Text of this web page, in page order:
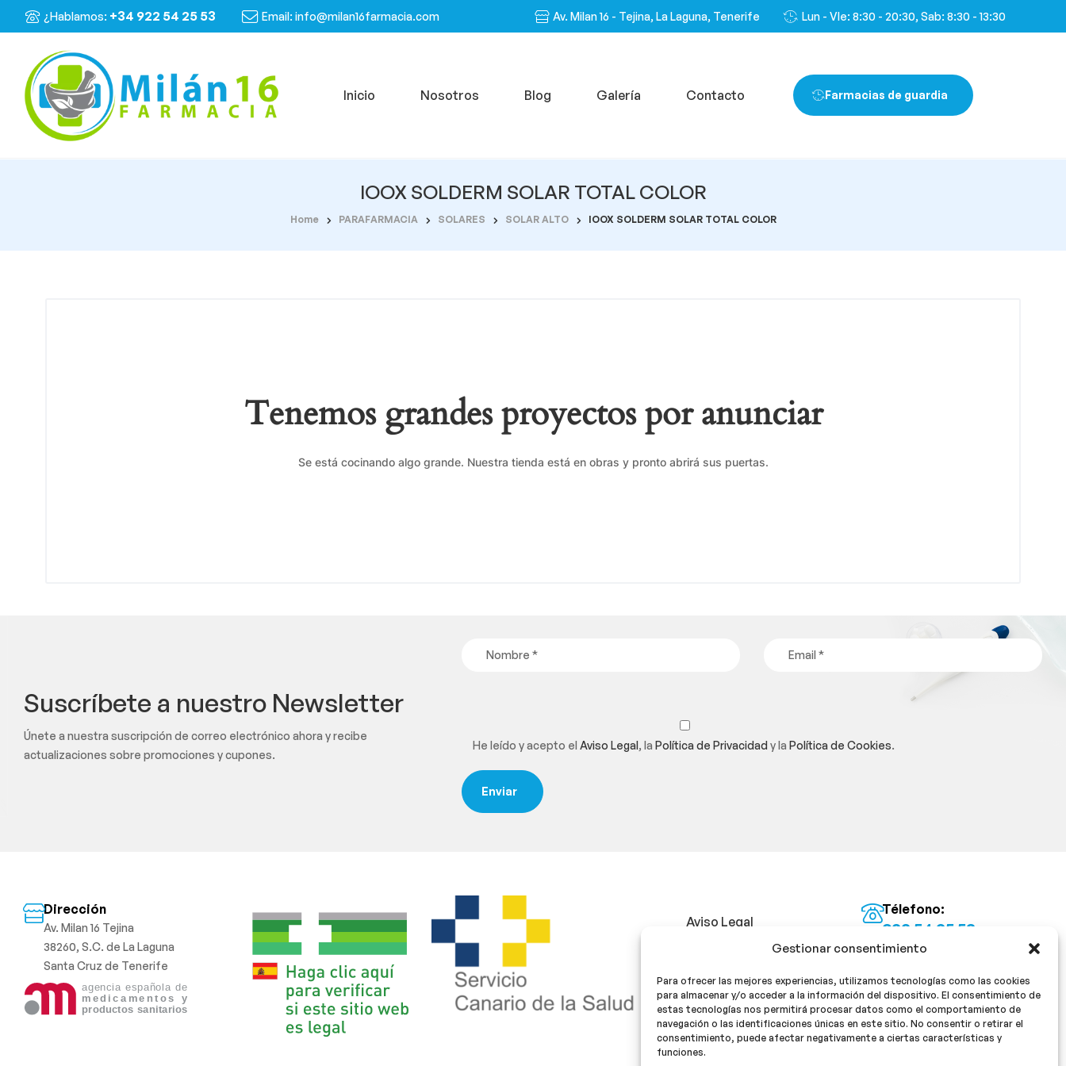
Gestionar consentimiento
Para ofrecer las mejores experiencias, utilizamos tecnologías como las cookies
para almacenar y/o acceder a la información del dispositivo. El consentimiento de
estas tecnologías nos permitirá procesar datos como el comportamiento de
navegación o las identificaciones únicas en este sitio. No consentir o retirar el
consentimiento, puede afectar negativamente a ciertas características y
funciones.
¿Hablamos: +34 922 54 25 53 Email: info@milan16farmacia.com Av. Milan 16 - Tejina, La Laguna, Tenerife Lun - VIe: 8:30 - 20:30, Sab: 8:30 - 13:30
Inicio Nosotros Blog Galería Contacto Farmacias de guardia
IOOX SOLDERM SOLAR TOTAL COLOR
Home PARAFARMACIA SOLARES SOLAR ALTO IOOX SOLDERM SOLAR TOTAL COLOR
Tenemos grandes proyectos por anunciar
Se está cocinando algo grande. Nuestra tienda está en obras y pronto abrirá sus puertas.
Suscríbete a nuestro Newsletter
Únete a nuestra suscripción de correo electrónico ahora y recibe
actualizaciones sobre promociones y cupones.
He leído y acepto elAviso Legal, laPolítica de Privacidady laPolítica de Cookies.
Dirección
Av. Milan 16 Tejina
38260, S.C. de La Laguna
Santa Cruz de Tenerife
Aviso Legal
Política de Privacidad
Política de cookies
Télefono:
922 54 25 53
Email:
¡Síguenos!